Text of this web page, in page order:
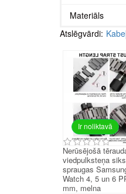
Materiāls
Atslēgvārdi:
Ir noliktavā
Nerūsējošā
viedpulksteņa
spraugas
Watch 4, 5 un 6
mm, melna